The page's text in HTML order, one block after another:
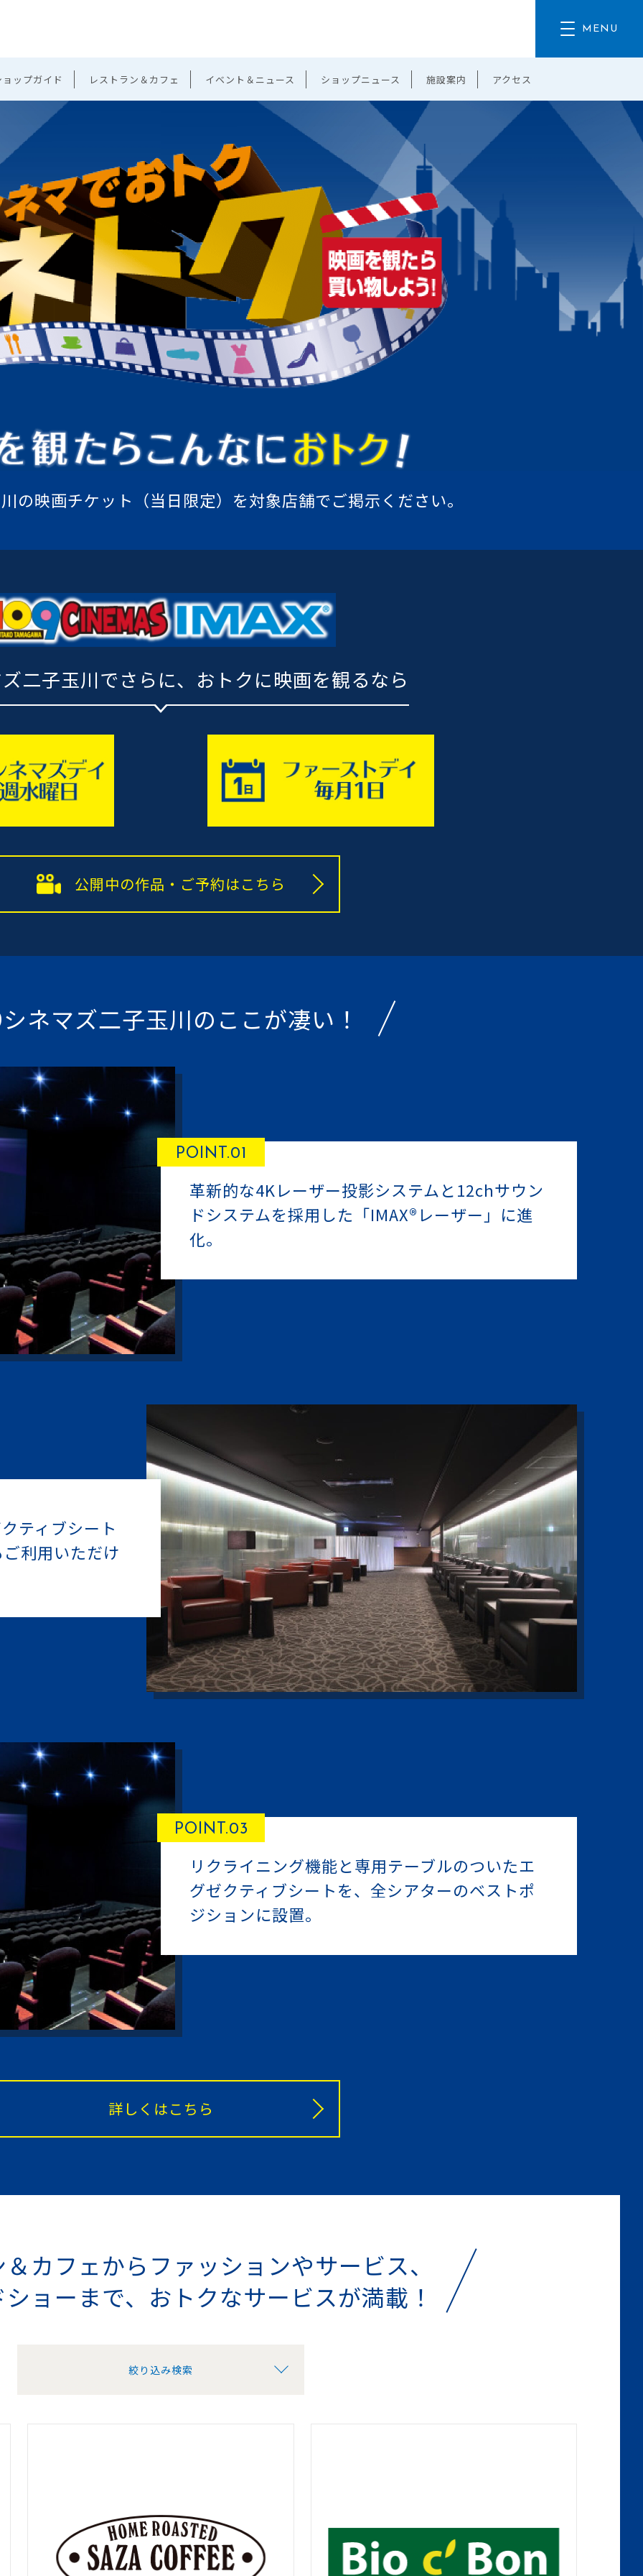
ョップガイド レストラン＆カフェ イベント＆ニュース ショップニュース 施設案内 アクセス
の映画チケット （当日限定）を対象店舗でご掲示ください。
二子玉川でさらに、 おトクに映画を観るなら
公開中の作品・ ご予約はこちら
ネマズ二子玉川のここが凄い！
POINT.01
革新的な4Kレーザー投影システムと12chサウン
ドシステムを採用した「IMAX®レーザー」に進
化。
ティブシート
利用いただけ
POINT.03
リクライニング機能と専用テーブルのついたエ
グゼクティブシートを、全シアターのベストポ
ジションに設置。
詳しくはこちら
カフェから ファッションやサービス、
ョーまで、 おトクなサービスが満載！
絞り込み検索